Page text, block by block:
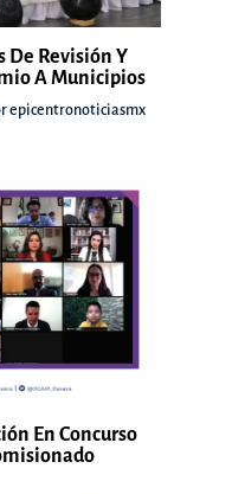
De Revisión Y
A Municipios
epicentronoticiasmx
En Concurso